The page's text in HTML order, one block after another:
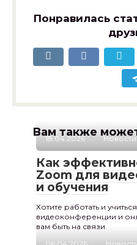
Понравилась
Вам также
18.04.2026 Новости
Как
Zoom для
и обучения
Хотите работать и
видеоконференции и
вам быть на связи